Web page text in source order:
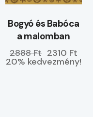
Bogyó és Babóca
a malomban
2888 Ft 2310 Ft
20% kedvezmény!